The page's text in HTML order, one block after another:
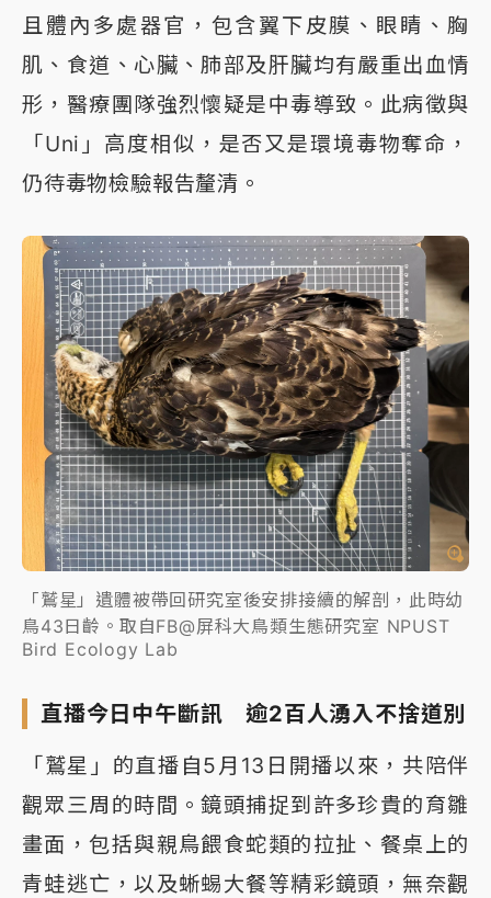
且體內多處器官，包含翼下皮膜、眼睛、胸
肌、食道、心臟、肺部及肝臟均有嚴重出血情
形，醫療團隊強烈懷疑是中毒導致。此病徵與
「Uni」高度相似，是否又是環境毒物奪命，
仍待毒物檢驗報告釐清。
「鷲星」遺體被帶回研究室後安排接續的解剖，此時幼
鳥43日齡。取自FB@屏科大鳥類生態研究室 NPUST
Bird Ecology Lab
直播今日中午斷訊 逾2百人湧入不捨道別
「鷲星」的直播自5月13日開播以來，共陪伴
觀眾三周的時間。鏡頭捕捉到許多珍貴的育雛
畫面，包括與親鳥餵食蛇類的拉扯、餐桌上的
青蛙逃亡，以及蜥蜴大餐等精彩鏡頭，無奈觀